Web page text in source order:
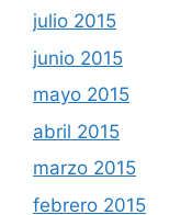
julio 2015
junio 2015
mayo 2015
abril 2015
marzo 2015
febrero 2015